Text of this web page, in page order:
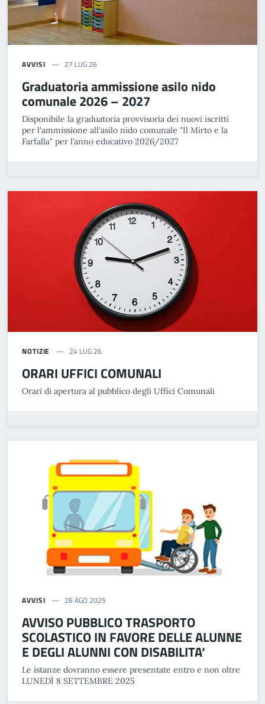
AVVISI 27 LUG 26
Graduatoria ammissione asilo nido
comunale 2026 – 2027
Disponibile la graduatoria provvisoria dei nuovi iscritti
per l'ammissione all'asilo nido comunale "Il Mirto e la
Farfalla" per l’anno educativo 2026/2027
NOTIZIE 24 LUG 26
ORARI UFFICI COMUNALI
Orari di apertura al pubblico degli Uffici Comunali
AVVISI 26 AGO 2025
AVVISO PUBBLICO TRASPORTO
SCOLASTICO IN FAVORE DELLE ALUNNE
E DEGLI ALUNNI CON DISABILITA‘
Le istanze dovranno essere presentate entro e non oltre
LUNEDÌ 8 SETTEMBRE 2025